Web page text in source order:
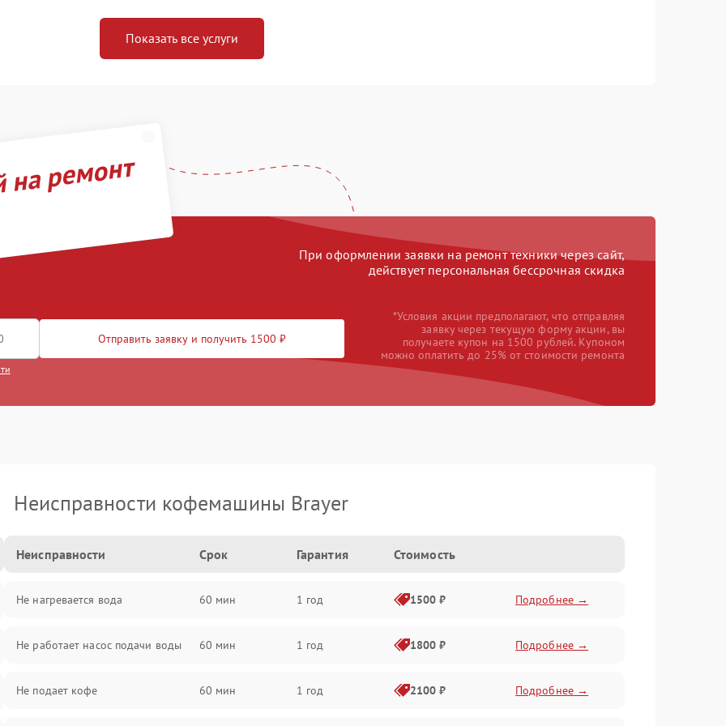
Показать все услуги
ремонт
При оформлении заявки на ремонт техники через сайт,
действует персональная бессрочная скидка
Отправить заявку и получить 1500 ₽
*Условия акции предполагают, что отправляя
заявку через текущую форму акции, вы
получаете купон на 1500 рублей. Купоном
можно оплатить до 25% от стоимости ремонта
Неисправности кофемашины Brayer
Неисправности Срок Гарантия Стоимость
Не нагревается вода 60 мин 1 год 1500 ₽ Подробнее →
Не работает насос подачи воды 60 мин 1 год 1800 ₽ Подробнее →
Не подает кофе 60 мин 1 год 2100 ₽ Подробнее →